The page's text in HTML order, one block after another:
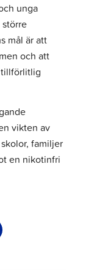
unga
mål är att
och att
tillförlitlig
vikten av
familjer
en nikotinfri